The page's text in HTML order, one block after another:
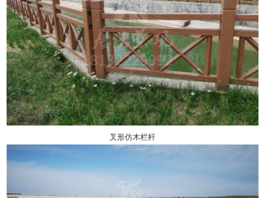
叉形仿木栏杆